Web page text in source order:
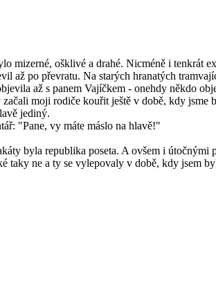
ošklivé a drahé. Nicméně i tenkrát
po převratu. Na starých hranatých
až s panem Vajíčkem - onehdy někdo
moji rodiče kouřit ještě v době, kdy jsme
jediný.
"Pane, vy máte máslo na hlavě!"
byla republika poseta. A ovšem i útočnými
taky ne a ty se vylepovaly v době, kdy jsem